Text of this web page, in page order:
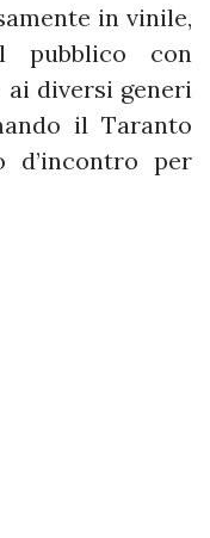
in vinile,
pubblico con
diversi generi
il Taranto
per